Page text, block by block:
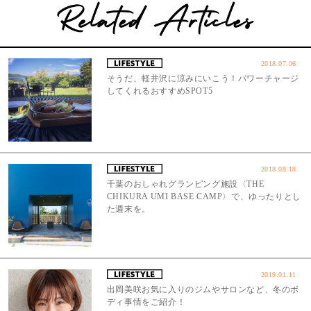
2018.07.06
そうだ、軽井沢に涼みにいこう！パワーチャージ
してくれるおすすめSPOT5
2018.08.18
千葉のおしゃれグランピング施設〈THE
CHIKURA UMI BASE CAMP〉で、ゆったりとし
た週末を。
2019.01.11
出岡美咲お気に入りのジムやサロンなど、冬のボ
ディ事情をご紹介！